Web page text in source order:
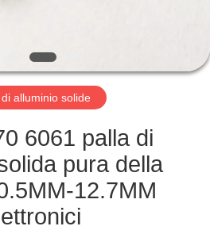
alluminio solide
6061 palla di
pura della
12.7MM